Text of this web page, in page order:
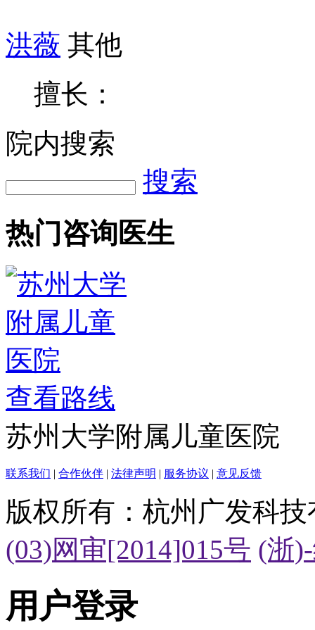
洪薇 其他
擅长：
院内搜索
搜索
热门咨询医生
查看路线
苏州大学附属儿童医院
联系我们 | 合作伙伴 | 法律声明 | 服务协议 | 意见反馈
版权所有：杭州广发科
(03)网审[2014]015号 (浙
用户登录